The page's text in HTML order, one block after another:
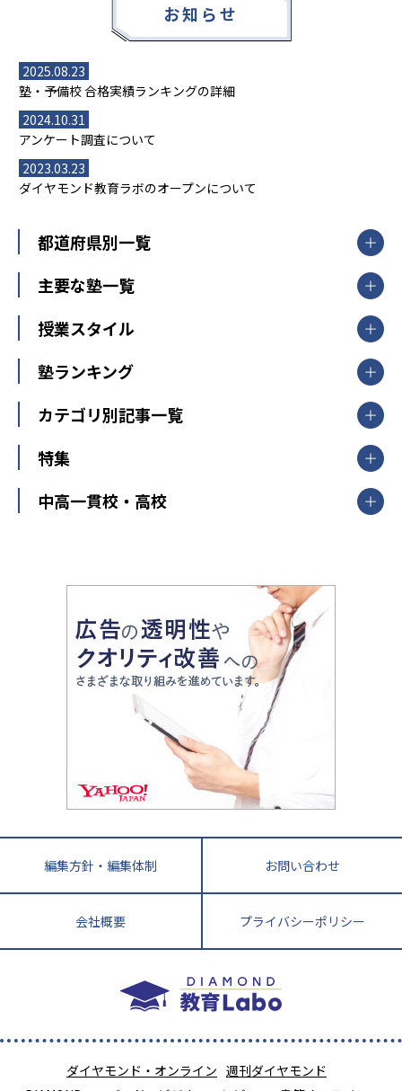
お知らせ
2025.08.23
塾・予備校 合格実績ランキングの詳細
2024.10.31
アンケート調査について
2023.03.23
ダイヤモンド教育ラボのオープンについて
都道府県別一覧
北海道・東北
山形県
福島県
関東
東京都
神奈川県
茨城県
栃木県
群馬県
新潟県
中部
愛知県
静岡県
長野県
大阪府
兵庫県 京都府 奈良県
和歌山県
鳥取県
島根県 岡山県 広島県
香川県
高知県
長崎県 熊本県
鹿児島県 沖縄県
主要な塾一覧
【掲載塾一覧を見る】
東京個別指導学院
明光義塾
個別教室のトライ
武田塾
授業スタイル
個別指導
オンライン指導
塾ランキング
中学受験ランキング
カテゴリ別記事一覧
中学受験
大学受験
教育全般
中学受験に熱心な市区町村ランキング
小学校受験
家庭教師
特集
開成番長直伝！子どもの受験を成功させる方法
運動と遊びを考える
情報Ⅰ、数学が苦手な人注目！最短距離の学力
アップ法
悩み多き「大学受験」相談室
英語・英会話・英検対策
小学校教師が解説！中学受験のリアル
教育ジャーナリストが徹底解説！ 大学受験の羅
中高一貫校・高校
大学入試改革
ママテクエグザム
進化する中高一貫校・高校
編集方針・編集体制 お問い合わせ
会社概要 プライバシーポリシー
ダイヤモンド・オンライン 週刊ダイヤモンド